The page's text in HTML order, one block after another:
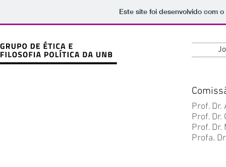
Este site foi desenvolvido com
Prof. Dr.
Prof. Dr.
Prof. Dr.
Profa.